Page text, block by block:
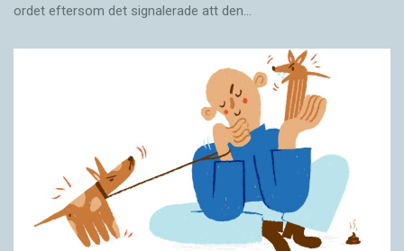
ordet eftersom det ­signalerade att den…